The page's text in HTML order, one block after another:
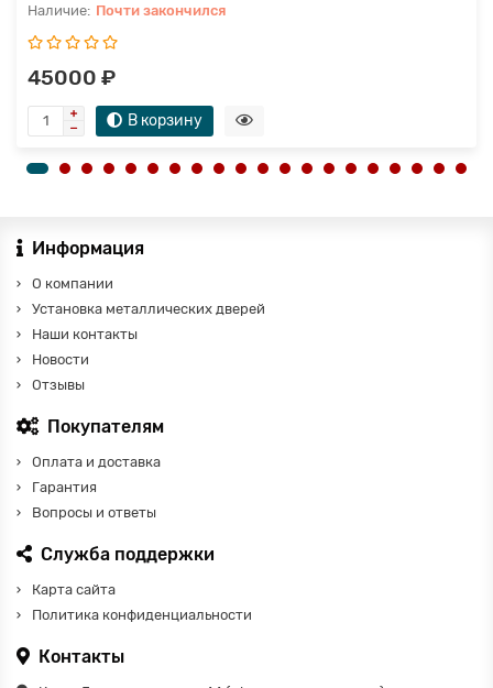
Почти закончился
45000 ₽
В корзину
Информация
О компании
Установка металлических дверей
Наши контакты
Новости
Отзывы
Покупателям
Оплата и доставка
Гарантия
Вопросы и ответы
Служба поддержки
Карта сайта
Политика конфиденциальности
Контакты